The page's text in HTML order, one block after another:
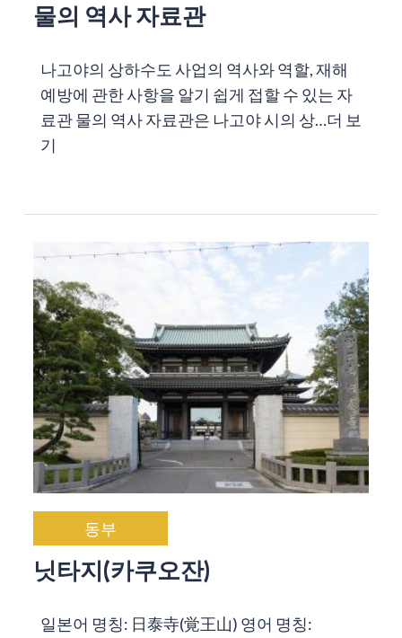
물의 역사 자료관
나고야의 상하수도 사업의 역사와 역할, 재해
예방에 관한 사항을 알기 쉽게 접할 수 있는 자
료관 물의 역사 자료관은 나고야 시의 상…더 보
기
동부
닛타지(카쿠오잔)
일본어 명칭: 日泰寺(覚王山) 영어 명칭: